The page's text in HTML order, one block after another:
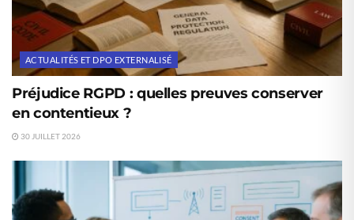
ACTUALITÉS ET DPO EXTERNALISÉ
Préjudice RGPD : quelles preuves conserver
en contentieux ?
30 JUILLET 2026